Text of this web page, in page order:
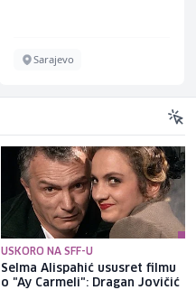
Sarajevo
USKORO NA SFF-U
Selma Alispahić ususret filmu
o "Ay Carmeli": Dragan Jovičić